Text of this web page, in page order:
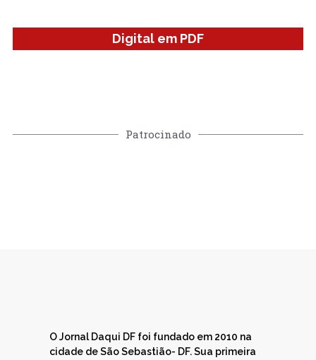
Digital em PDF
Patrocinado
O Jornal Daqui DF foi fundado em 2010 na
cidade de São Sebastião- DF. Sua primeira